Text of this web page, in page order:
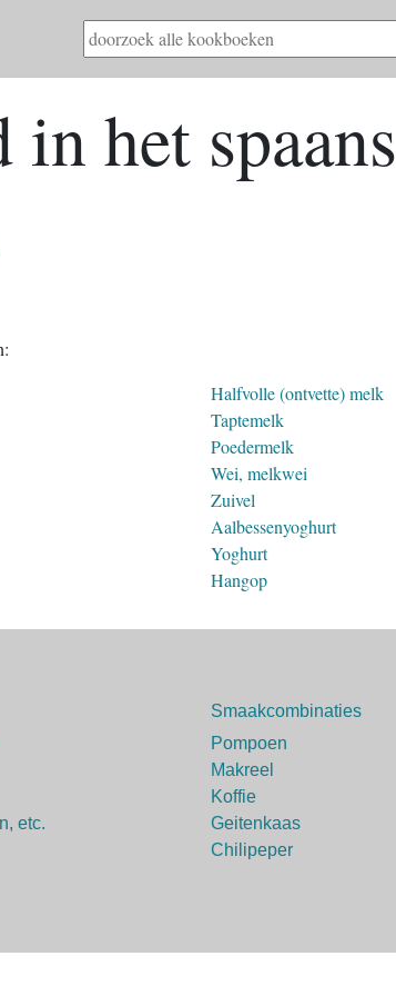
het spaans
Halfvolle (ontvette) melk
Taptemelk
Poedermelk
Wei, melkwei
Zuivel
Aalbessenyoghurt
Yoghurt
Hangop
etc.
Smaakcombinaties
Pompoen
Makreel
Koffie
Geitenkaas
Chilipeper